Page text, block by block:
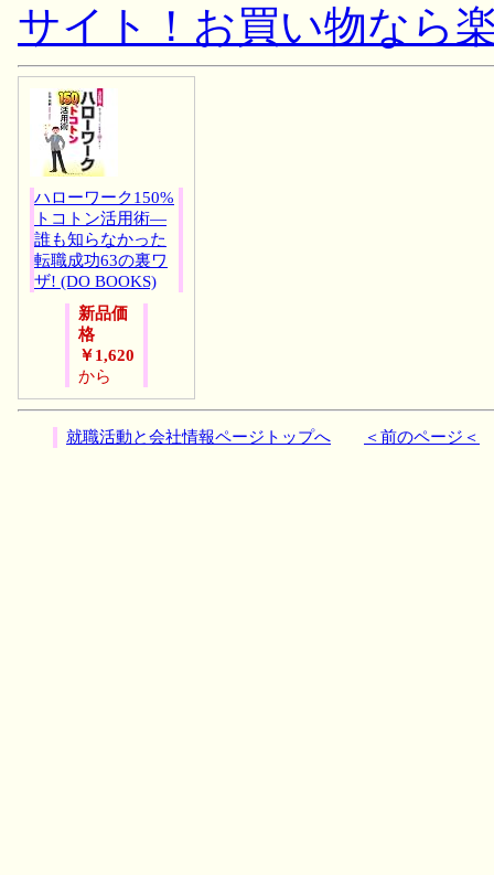
サイト！お買い物なら
ハローワーク150%
トコトン活用術―
誰も知らなかった
転職成功63の裏ワ
ザ! (DO BOOKS)
新品価
格
￥1,620
から
就職活動と会社情報ページトップへ ＜前のページ＜